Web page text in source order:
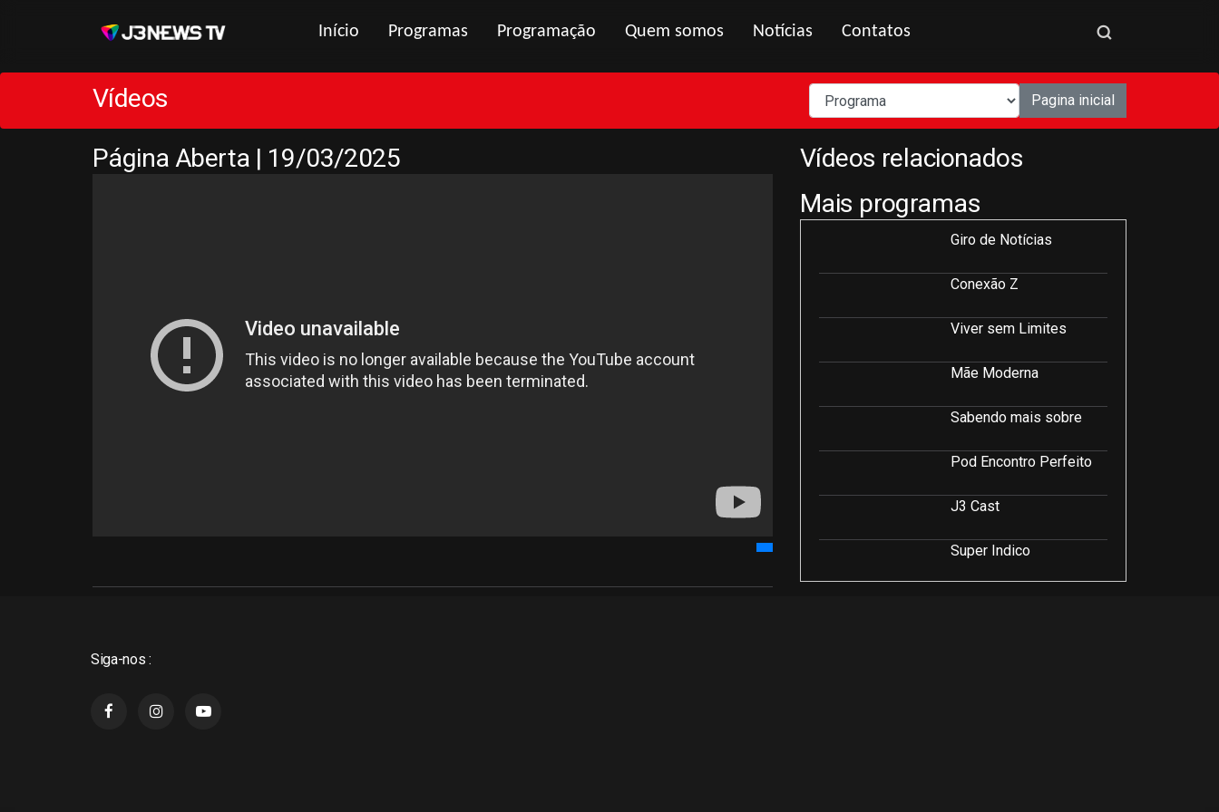
Início Programas Programação Quem somos Notícias Contatos
Vídeos Pagina inicial
Página Aberta | 19/03/2025
Vídeos relacionados
Mais programas
Giro de Notícias
Conexão Z
Viver sem Limites
Mãe Moderna
Sabendo mais sobre
Pod Encontro Perfeito
J3 Cast
Super Indico
Siga-nos :